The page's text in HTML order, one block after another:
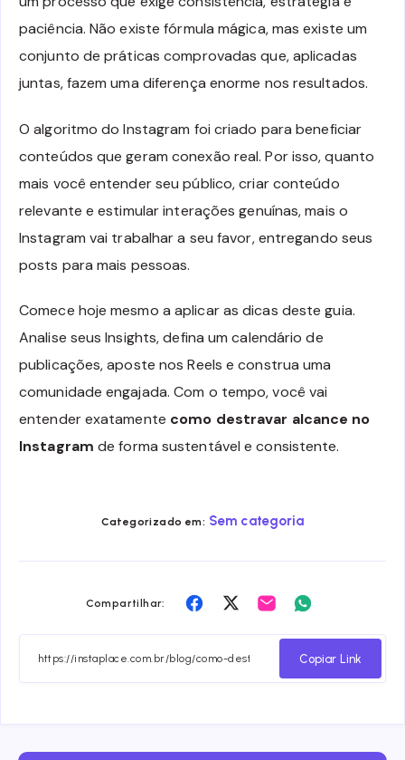
paciência. Não existe fórmula mágica, mas existe um
conjunto de práticas comprovadas que, aplicadas
juntas, fazem uma diferença enorme nos resultados.
O algoritmo do Instagram foi criado para beneficiar
conteúdos que geram conexão real. Por isso, quanto
mais você entender seu público, criar conteúdo
relevante e estimular interações genuínas, mais o
Instagram vai trabalhar a seu favor, entregando seus
posts para mais pessoas.
Comece hoje mesmo a aplicar as dicas deste guia.
Analise seus Insights, defina um calendário de
publicações, aposte nos Reels e construa uma
comunidade engajada. Com o tempo, você vai
entender exatamente como destravar alcance no
Instagram de forma sustentável e consistente.
Categorizado em: Sem categoria
Compartilhar:
Compartilhar
Facebook
Compartilhar
Twitter
Compartilhar
Email Whatsapp
Copiar Link